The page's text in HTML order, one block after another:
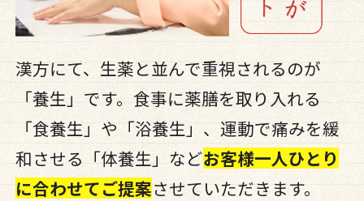
漢方にて、生薬と並んで重視されるのが
「養生」です。食事に薬膳を取り入れる
「食養生」や「浴養生」、運動で痛みを緩
和させる「体養生」などお客様一人ひとり
に合わせてご提案させていただきます。